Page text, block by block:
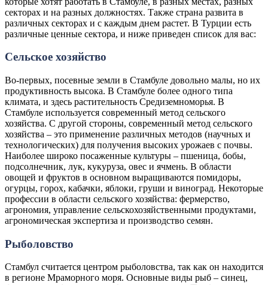
секторах и на разных должностях. Также страна развита в
различных секторах и с каждым днем растет. В Турции есть
различные ценные сектора, и ниже приведен список для вас:
Сельское хозяйство
Во-первых, посевные земли в Стамбуле довольно малы, но их
продуктивность высока. В Стамбуле более одного типа
климата, и здесь растительность Средиземноморья. В
Стамбуле используется современный метод сельского
хозяйства. С другой стороны, современный метод сельского
хозяйства – это применение различных методов (научных и
технологических) для получения высоких урожаев с почвы.
Наиболее широко посаженные культуры – пшеница, бобы,
подсолнечник, лук, кукуруза, овес и ячмень. В области
овощей и фруктов в основном выращиваются помидоры,
огурцы, горох, кабачки, яблоки, груши и виноград. Некоторые
профессии в области сельского хозяйства: фермерство,
агрономия, управление сельскохозяйственными продуктами,
агрономическая экспертиза и производство семян.
Рыболовство
Стамбул считается центром рыболовства, так как он находится
в регионе Мраморного моря. Основные виды рыб – синец,